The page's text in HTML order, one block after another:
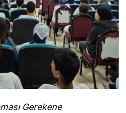
Gerekene